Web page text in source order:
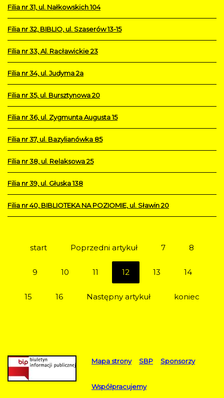
Filia nr 31, ul. Nałkowskich 104
Filia nr 32, BIBLIO, ul. Szaserów 13-15
Filia nr 33, Al. Racławickie 23
Filia nr 34, ul. Judyma 2a
Filia nr 35, ul. Bursztynowa 20
Filia nr 36, ul. Zygmunta Augusta 15
Filia nr 37, ul. Bazylianówka 85
Filia nr 38, ul. Relaksowa 25
Filia nr 39, ul. Głuska 138
Filia nr 40, BIBLIOTEKA NA POZIOMIE, ul. Sławin 20
start Poprzedni artykuł 7 8
9 10 11 12 13 14
15 16 Następny artykuł koniec
Mapa strony SBP Sponsorzy
Współpracujemy